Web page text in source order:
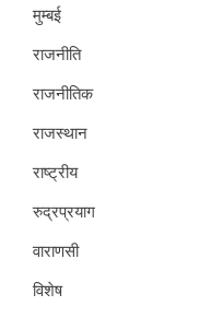
मुम्बई
राजनीति
राजनीतिक
राजस्थान
राष्ट्रीय
रुद्रप्रयाग
वाराणसी
विशेष